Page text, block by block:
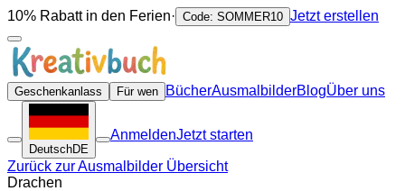
10% Rabatt in den Ferien· Code: SOMMER10 Jetzt erstellen
Geschenkanlass Für wen BücherAusmalbilderBlogÜber uns
DeutschDE
AnmeldenJetzt starten
Zurück zur Ausmalbilder Übersicht
Drachen